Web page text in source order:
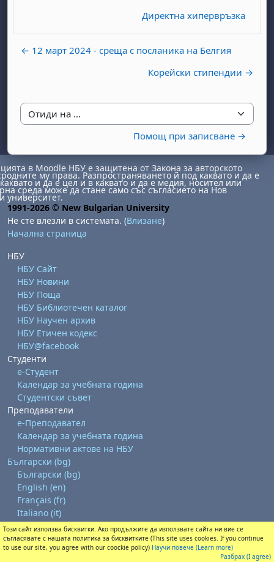
Директна хипервръзка
← 12 март 2024 - среща с посланика на Белгия
Корейски стипендии →
Отиди на ...
Помощ при записване →
в Moodle НБУ е защитена от Закона за авторското
му права. Разпространяването й под каквато и да е
и да е цел и в каквато и да е медия, носител или
среда може да стане само със съгласието на Нов
университет.
1991-2026 © New Bulgarian University
Не сте влезли в системата. (Влизане)
Начална страница
НБУ
НБУ Сайт
НБУ Новини
НБУ Поща
НБУ Библиотечен каталог
НБУ Научен архив
НБУ Етичен кодекс
НБУ@facebook
Студенти
е-Студент
Календар за учебната година
Студентски съвет
Преподаватели
е-Преподавател
Календар за учебната година
Нормативни актове на НБУ
Български ‎(bg)‎
Български ‎(bg)‎
English ‎(en)‎
Français ‎(fr)‎
Italiano ‎(it)‎
Изтегляне на мобилно приложение
Преминете към стандартната тема
Този сайт използва бисквитки. Ако продължите да използвате сайта ни вие се
съгласявате с нашата политика за бисквитките (This site uses cookies. If you continue
to use our site, you agree with our coockie policy) Научи повече (Learn more)
Разбрах (I agree)